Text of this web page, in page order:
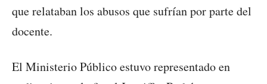
que relataban los abusos que sufrían por parte del
docente.
El Ministerio Público estuvo representado en